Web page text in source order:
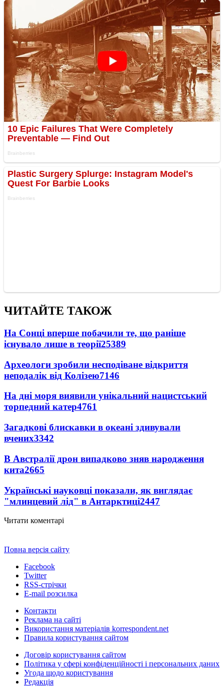
ЧИТАЙТЕ ТАКОЖ
На Сонці вперше побачили те, що раніше
існувало лише в теорії25389
Археологи зробили несподіване відкриття
неподалік від Колізею7146
На дні моря виявили унікальний нацистський
торпедний катер4761
Загадкові блискавки в океані здивували
вчених3342
В Австралії дрон випадково зняв народження
кита2665
Українські науковці показали, як виглядає
"млинцевий лід" в Антарктиці2447
Читати коментарі
Повна версія сайту
Facebook
Twitter
RSS-стрічки
E-mail розсилка
Контакти
Реклама на сайті
Використання матеріалів korrespondent.net
Правила користування сайтом
Договір користування сайтом
Політика у сфері конфіденційності і персональних даних
Угода щодо користування
Редакція